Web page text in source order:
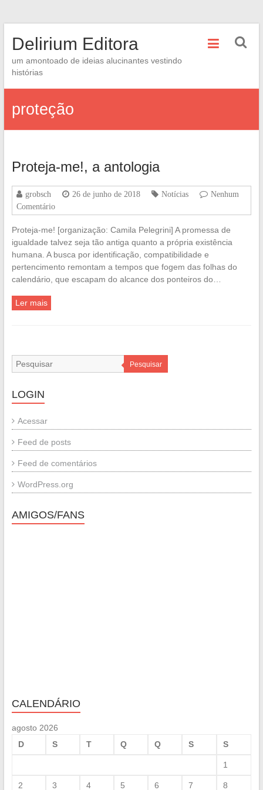
Delirium Editora
um amontoado de ideias alucinantes vestindo
histórias
proteção
Proteja-me!, a antologia
grobsch 26 de junho de 2018 Notícias
Nenhum
Comentário
Proteja-me! [organização: Camila Pelegrini] A promessa de
igualdade talvez seja tão antiga quanto a própria existência
humana. A busca por identificação, compatibilidade e
pertencimento remontam a tempos que fogem das folhas do
calendário, que escapam do alcance dos ponteiros do…
Ler mais
Pesquisar
LOGIN
Acessar
Feed de posts
Feed de comentários
WordPress.org
AMIGOS/FANS
CALENDÁRIO
agosto 2026
D
S T Q Q S S
1
2 3 4 5 6 7 8